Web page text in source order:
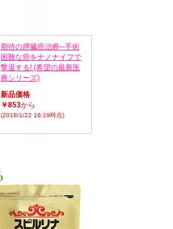
期待の膵臓癌治療─手術
困難な癌をナノナイフで
撃退する! (希望の最新医
療シリーズ)
新品価格
￥853から
(2018/1/22 16:19時点)